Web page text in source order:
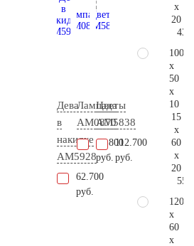
Дева
в
накидке
AM5928
62.700
руб.
Лампада
AM0870
60.800
руб.
Цветы
AM5838
112.700
руб.
x
20
100
x
50
x
10
15
x
60
x
20
120
x
60
x